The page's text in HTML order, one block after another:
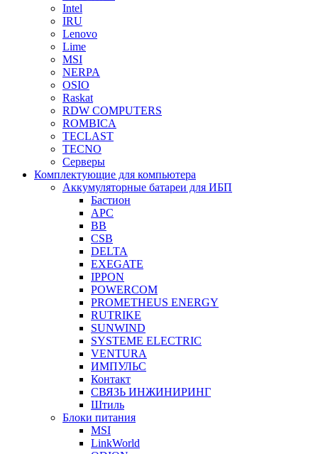
Intel
IRU
Lenovo
Lime
MSI
NERPA
OSIO
Raskat
RDW COMPUTERS
ROMBICA
TECLAST
TECNO
Серверы
Комплектующие для компьютера
Аккумуляторные батареи для ИБП
Бастион
APC
BB
CSB
DELTA
EXEGATE
IPPON
POWERCOM
PROMETHEUS ENERGY
RUTRIKE
SUNWIND
SYSTEME ELECTRIC
VENTURA
ИМПУЛЬС
Контакт
СВЯЗЬ ИНЖИНИРИНГ
Штиль
Блоки питания
MSI
LinkWorld